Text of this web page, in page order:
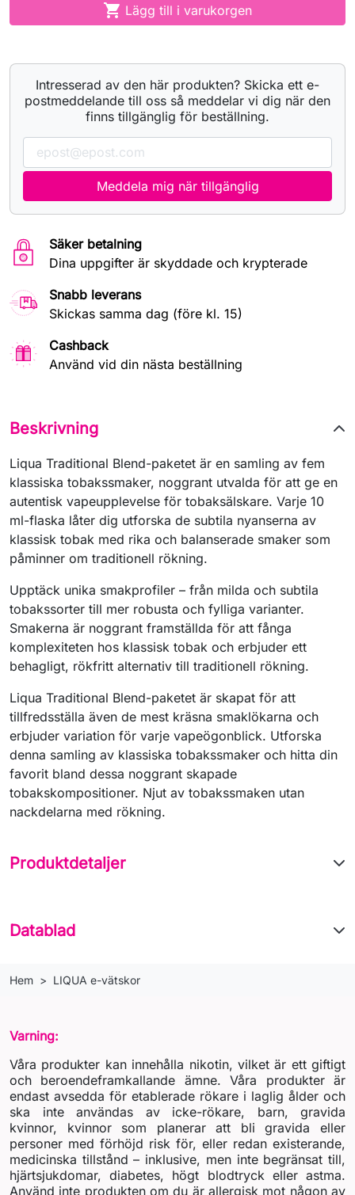
 Lägg till i varukorgen
Intresserad av den här produkten? Skicka ett e-
postmeddelande till oss så meddelar vi dig när den
finns tillgänglig för beställning.
Meddela mig när tillgänglig
Säker betalning
Dina uppgifter är skyddade och krypterade
Snabb leverans
Skickas samma dag (före kl. 15)
Cashback
Använd vid din nästa beställning
Beskrivning
Liqua Traditional Blend-paketet är en samling av fem
klassiska tobakssmaker, noggrant utvalda för att ge en
autentisk vapeupplevelse för tobaksälskare. Varje 10
ml-flaska låter dig utforska de subtila nyanserna av
klassisk tobak med rika och balanserade smaker som
påminner om traditionell rökning.
Upptäck unika smakprofiler – från milda och subtila
tobakssorter till mer robusta och fylliga varianter.
Smakerna är noggrant framställda för att fånga
komplexiteten hos klassisk tobak och erbjuder ett
behagligt, rökfritt alternativ till traditionell rökning.
Liqua Traditional Blend-paketet är skapat för att
tillfredsställa även de mest kräsna smaklökarna och
erbjuder variation för varje vapeögonblick. Utforska
denna samling av klassiska tobakssmaker och hitta din
favorit bland dessa noggrant skapade
tobakskompositioner. Njut av tobakssmaken utan
nackdelarna med rökning.
Produktdetaljer
Datablad
Hem LIQUA e-vätskor
Varning:
Våra produkter kan innehålla nikotin, vilket är ett giftigt
och beroendeframkallande ämne. Våra produkter är
endast avsedda för etablerade rökare i laglig ålder och
ska inte användas av icke-rökare, barn, gravida
kvinnor, kvinnor som planerar att bli gravida eller
personer med förhöjd risk för, eller redan existerande,
medicinska tillstånd – inklusive, men inte begränsat till,
hjärtsjukdomar, diabetes, högt blodtryck eller astma.
Använd inte produkten om du är allergisk mot någon av